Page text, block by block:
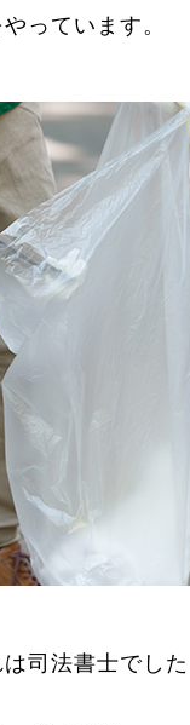
っています。
司法書士でした